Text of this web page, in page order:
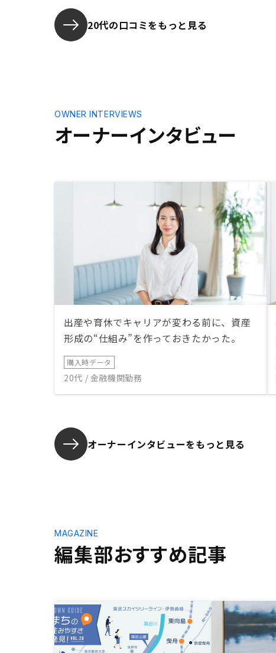
20代の口コミをもっと見る
オーナーインタビュー
OWNER INTERVIEWS
出産や育休でキャリアが変わる前に、資産
形成の“仕組み”を作っておきたかった。
購入時データ
20代 / 金融機関勤務
オーナーインタビューをもっと見る
編集部おすすめ記事
MAGAZINE